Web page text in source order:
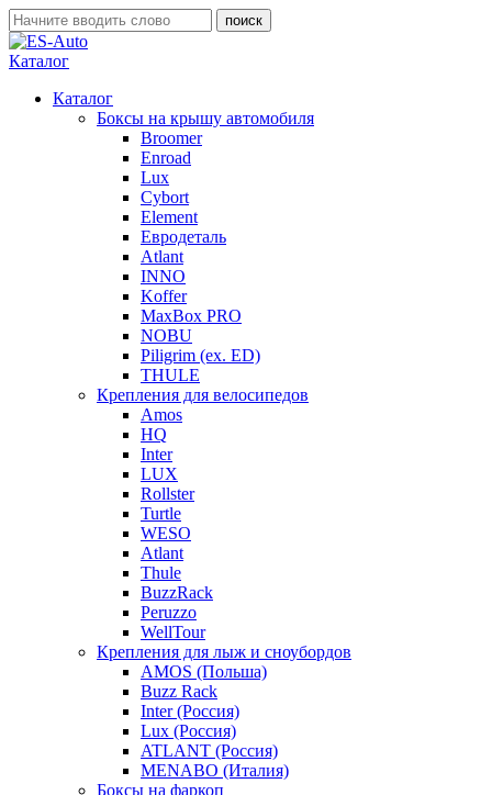
Каталог
Каталог
Боксы на крышу автомобиля
Broomer
Enroad
Lux
Cybort
Element
Евродеталь
Atlant
INNO
Koffer
MaxBox PRO
NOBU
Piligrim (ex. ED)
THULE
Крепления для велосипедов
Amos
HQ
Inter
LUX
Rollster
Turtle
WESO
Atlant
Thule
BuzzRack
Peruzzo
WellTour
Крепления для лыж и сноубордов
AMOS (Польша)
Buzz Rack
Inter (Россия)
Lux (Россия)
ATLANT (Россия)
MENABO (Италия)
Боксы на фаркоп